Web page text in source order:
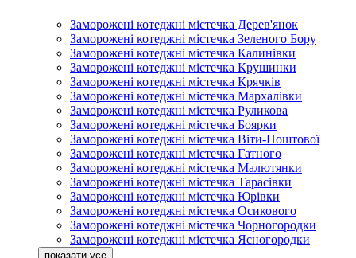
Заморожені котеджні містечка Дерев'янок
Заморожені котеджні містечка Зеленого Бору
Заморожені котеджні містечка Калинівки
Заморожені котеджні містечка Крушинки
Заморожені котеджні містечка Крячків
Заморожені котеджні містечка Мархалівки
Заморожені котеджні містечка Руликова
Заморожені котеджні містечка Боярки
Заморожені котеджні містечка Віти-Поштової
Заморожені котеджні містечка Гатного
Заморожені котеджні містечка Малютянки
Заморожені котеджні містечка Тарасівки
Заморожені котеджні містечка Юрівки
Заморожені котеджні містечка Осикового
Заморожені котеджні містечка Чорногородки
Заморожені котеджні містечка Ясногородки